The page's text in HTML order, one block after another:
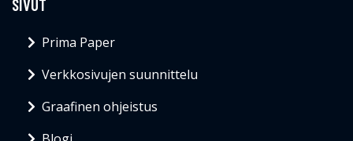
SIVUT
Prima Paper
Verkkosivujen suunnittelu
Graafinen ohjeistus